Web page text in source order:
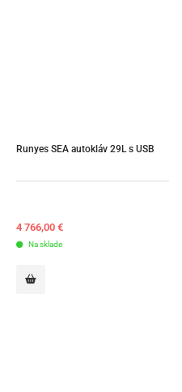
Runyes SEA autokláv 29L s USB
4 766,00 €
Na sklade